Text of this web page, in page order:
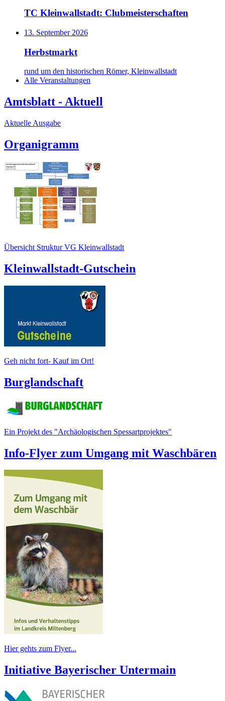
TC Kleinwallstadt: Clubmeisterschaften
13. September 2026
Herbstmarkt
rund um den historischen Römer, Kleinwallstadt
Alle Veranstaltungen
Amtsblatt - Aktuell
Aktuelle Ausgabe
Organigramm
Übersicht Struktur VG Kleinwallstadt
Kleinwallstadt-Gutschein
Geh nicht fort- Kauf im Ort!
Burglandschaft
Ein Projekt des "Archäologischen Spessartprojektes"
Info-Flyer zum Umgang mit Waschbären
Hier gehts zum Flyer...
Initiative Bayerischer Untermain